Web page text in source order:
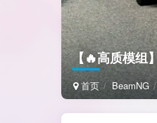
【🔥高质模组
首页 BeamNG